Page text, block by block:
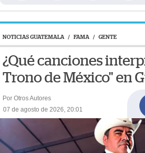
NOTICIAS GUATEMALA / FAMA / GENTE
¿Qué canciones
Trono de México" en
Por Otros Autores
07 de agosto de 2026, 20:01